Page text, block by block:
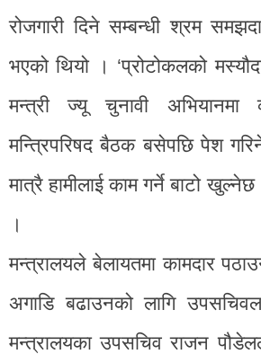
रोजगारी दिने सम्बन्धी श्रम
भएको थियो । ‘प्रोटोकलको
मन्त्री ज्यू चुनावी
मन्त्रिपरिषद बैठक बसेपछि पेश
मात्रै हामीलाई काम गर्ने बाटो
।
मन्त्रालयले बेलायतमा कामदार
अगाडि बढाउनको लागि
मन्त्रालयका उपसचिव राजन